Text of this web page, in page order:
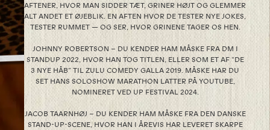
AFTENER, HVOR MAN SIDDER TÆT, GRINER HØJT OG GLEMMER
ALT ANDET ET ØJEBLIK. EN AFTEN HVOR DE TESTER NYE JOKES,
TESTER RUMMET — OG SER, HVOR GRINENE TAGER OS HEN.
JOHNNY ROBERTSON – DU KENDER HAM MÅSKE FRA DM I
STANDUP 2022, HVOR HAN TOG TITLEN, ELLER SOM ET AF “DE
3 NYE HÅB” TIL ZULU COMEDY GALLA 2019. MÅSKE HAR DU
SET HANS SOLOSHOW MARATHON LATTER PÅ YOUTUBE,
NOMINERET VED UP FESTIVAL 2024.
JACOB TAARNHØJ – DU KENDER HAM MÅSKE FRA DEN DANSKE
STAND-UP-SCENE, HVOR HAN I ÅREVIS HAR LEVERET SKARPE